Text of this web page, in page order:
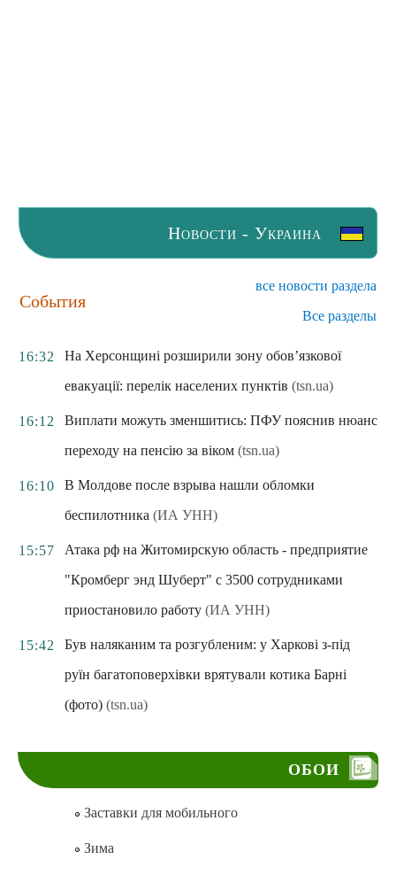
Новости - Украина
События
все новости раздела
Все разделы
16:32
На Херсонщині розширили зону обов’язкової
евакуації: перелік населених пунктів (tsn.ua)
16:12
Виплати можуть зменшитись: ПФУ пояснив нюанс
переходу на пенсію за віком (tsn.ua)
16:10
В Молдове после взрыва нашли обломки
беспилотника (ИА УНН)
15:57
Атака рф на Житомирскую область - предприятие
"Кромберг энд Шуберт" с 3500 сотрудниками
приостановило работу (ИА УНН)
15:42
Був наляканим та розгубленим: у Харкові з-під
руїн багатоповерхівки врятували котика Барні
(фото) (tsn.ua)
ОБОИ
Заставки для мобильного
Зима